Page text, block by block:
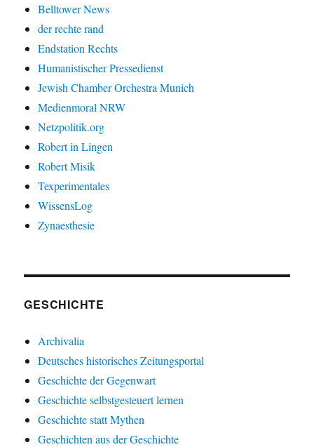
Belltower News
der rechte rand
Endstation Rechts
Humanistischer Pressedienst
Jewish Chamber Orchestra Munich
Medienmoral NRW
Netzpolitik.org
Robert in Lingen
Robert Misik
Texperimentales
WissensLog
Zynaesthesie
GESCHICHTE
Archivalia
Deutsches historisches Zeitungsportal
Geschichte der Gegenwart
Geschichte selbstgesteuert lernen
Geschichte statt Mythen
Geschichten aus der Geschichte